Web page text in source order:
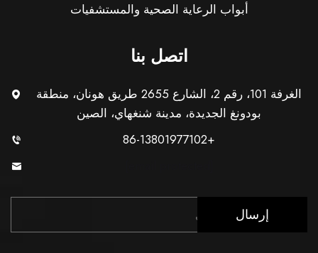
أبواب الرعاية الصحية والمستشفيات
اتصل بنا
الغرفة 101، رقم 2، الشارع 2655 طريق هونان، منطقة
بودونغ الجديدة، مدينة شنغهاي، الصين
+86-13801977102
إرسال